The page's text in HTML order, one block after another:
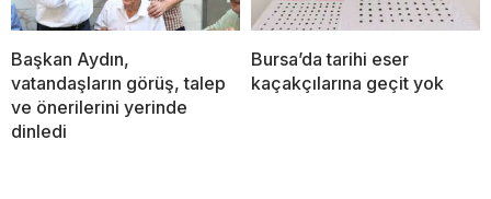
Başkan Aydın,
vatandaşların görüş, talep
ve önerilerini yerinde
dinledi
Bursa’da tarihi eser
kaçakçılarına geçit yok